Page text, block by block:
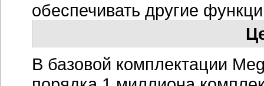
обеспечивать другие
В базовой комплектации